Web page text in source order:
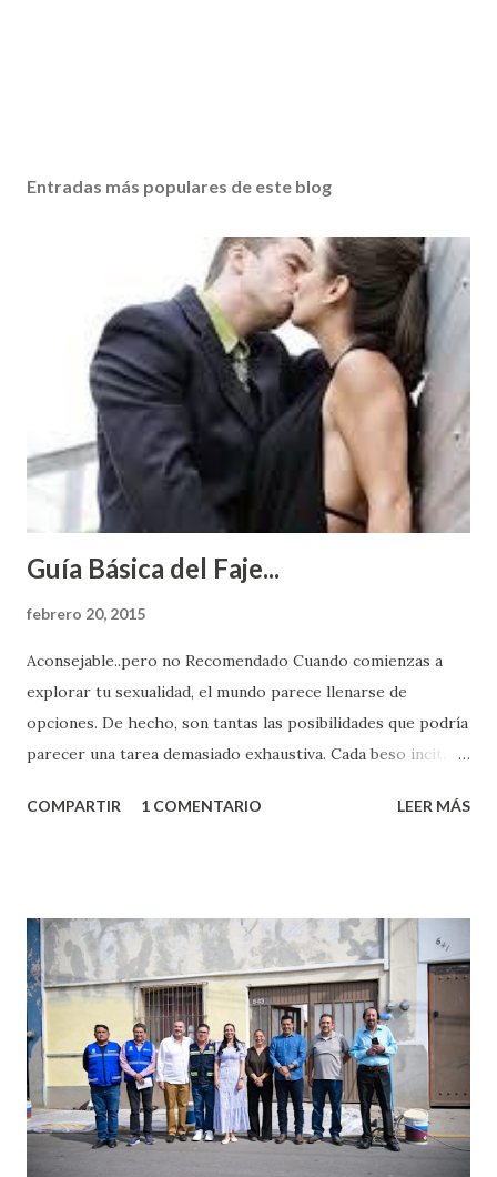
Entradas más populares de este blog
Guía Básica del Faje...
febrero 20, 2015
Aconsejable..pero no Recomendado Cuando comienzas a
explorar tu sexualidad, el mundo parece llenarse de
opciones. De hecho, son tantas las posibilidades que podría
parecer una tarea demasiado exhaustiva. Cada beso incita
partes de ti que jamás hubieras imaginado. El problema es
conoces ni la mitad de lo que deberías saber. Pero incluso
quienes ya han tenido relaciones sexuales no son expertos
o expertas en el tema. Siempre hay algo nuevo que
aprender y nuevas experiencias que conocer. Si eres una
chica y aún no has tenido relaciones sexuales, tal vez
pienses que el sexo será increíble y no puedas esperar para
experimentarlo, pero como cualquier persona con
experiencia te dirá, siempre es mejor cuando ambas partes
COMPARTIR 1 COMENTARIO LEER MÁS